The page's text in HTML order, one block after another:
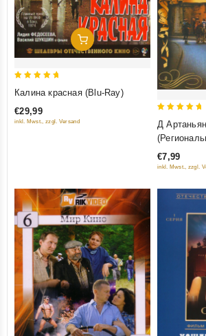
Добавить В Корзину
Калина красная (Blu-Ray)
€29,99
inkl. Mwst., zzgl. Versand
out of 5
Д
€7,99
inkl. Mwst., zzgl.